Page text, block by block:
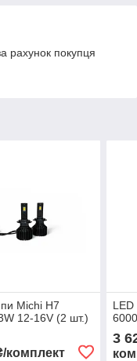
рахунок покупця
Michi H7
12-16V (2 шт.)
комплект
3